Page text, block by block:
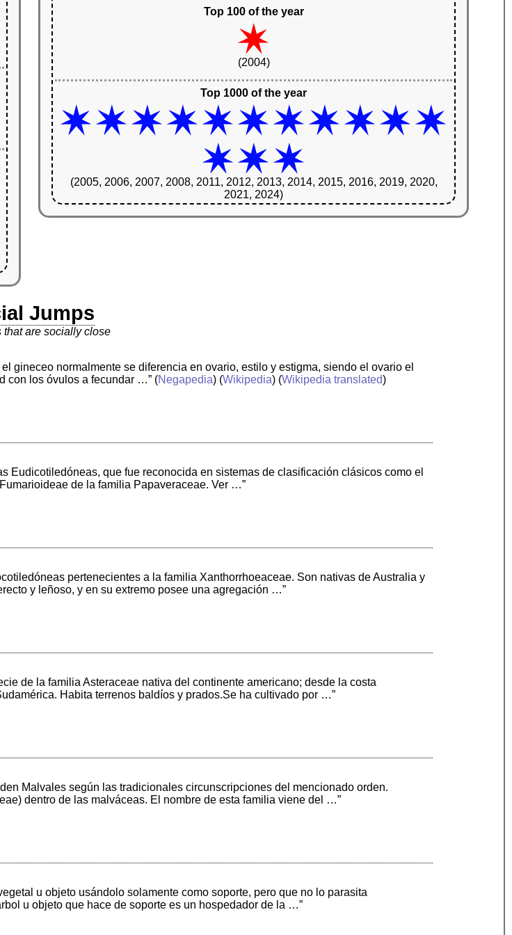
Top 100 of the year
(2004)
Top 1000 of the year
(2005, 2006, 2007, 2008, 2011, 2012, 2013, 2014, 2015, 2016, 2019, 2020,
2021, 2024)
Jumps
that are socially close
gineceo normalmente se diferencia en ovario, estilo y estigma, siendo el ovario el
con los óvulos a fecundar …” (Negapedia) (Wikipedia) (Wikipedia translated)
Eudicotiledóneas, que fue reconocida en sistemas de clasificación clásicos como el
de la familia Papaveraceae. Ver …”
pertenecientes a la familia Xanthorrhoeaceae. Son nativas de Australia y
y leñoso, y en su extremo posee una agregación …”
de la familia Asteraceae nativa del continente americano; desde la costa
Habita terrenos baldíos y prados.Se ha cultivado por …”
Malvales según las tradicionales circunscripciones del mencionado orden.
dentro de las malváceas. El nombre de esta familia viene del …”
u objeto usándolo solamente como soporte, pero que no lo parasita
u objeto que hace de soporte es un hospedador de la …”